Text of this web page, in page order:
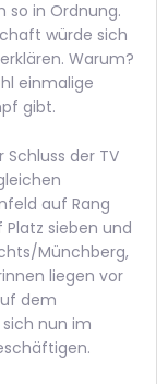
so in Ordnung.
würde sich
Warum?
einmalige
gibt.
der TV
auf Rang
Platz sieben und
Münchberg,
liegen vor
dem
nun im